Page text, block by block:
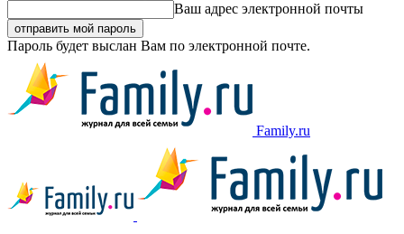
Ваш адрес электронной почты
Пароль будет выслан Вам по электронной почте.
Family.ru